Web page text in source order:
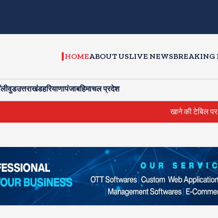
HOMEABOUT USLIVE NEWSBREAKING
उत्तराखंडहरियाणापंजाबहिमाचल प्रदेश
खाने की टेबिल पर आम्रपाली और निरहुआ